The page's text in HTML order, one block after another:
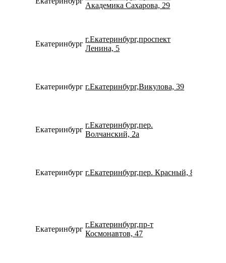
Академика Сахарова, 29
Екатеринбург
г.Екатеринбург,проспект
Ленина, 5
Екатеринбург г.Екатеринбург,Викулова, 39
Екатеринбург
г.Екатеринбург,пер.
Волчанский, 2а
Екатеринбург г.Екатеринбург,пер. Красный, 8
Екатеринбург
г.Екатеринбург,пр-т
Космонавтов, 47